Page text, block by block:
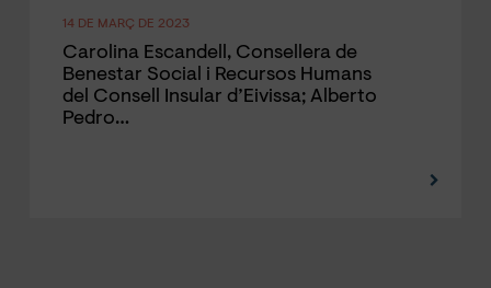
14 DE MARÇ DE 2023
Carolina Escandell, Consellera de
Benestar Social i Recursos Humans
del Consell Insular d’Eivissa; Alberto
Pedro…